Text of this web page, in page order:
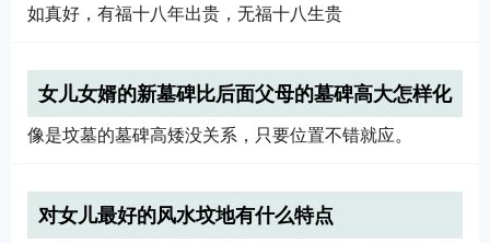
如真好，有福十八年出贵，无福十八生贵
女儿女婿的新墓碑比后面父母的墓碑高大怎样化
解？
像是坟墓的墓碑高矮没关系，只要位置不错就应。
对女儿最好的风水坟地有什么特点